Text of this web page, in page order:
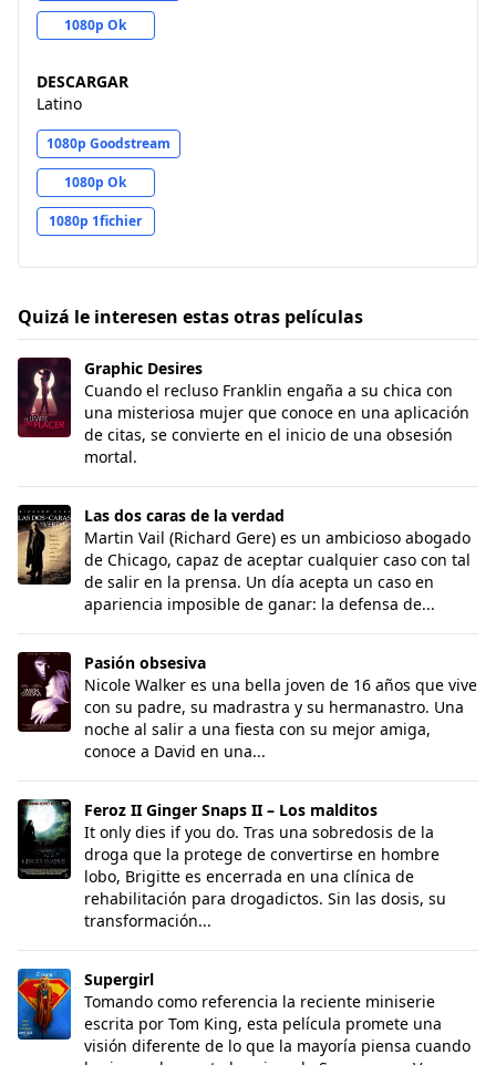
1080p Ok
DESCARGAR
Latino
1080p Goodstream
1080p Ok
1080p 1fichier
Quizá le interesen estas otras películas
Graphic Desires
Graphic Desires
Cuando el recluso Franklin engaña a su chica con
una misteriosa mujer que conoce en una aplicación
de citas, se convierte en el inicio de una obsesión
mortal.
Las dos caras de la verdad
Las dos caras de la verdad
Martin Vail (Richard Gere) es un ambicioso abogado
de Chicago, capaz de aceptar cualquier caso con tal
de salir en la prensa. Un día acepta un caso en
apariencia imposible de ganar: la defensa de...
Pasión obsesiva
Pasión obsesiva
Nicole Walker es una bella joven de 16 años que vive
con su padre, su madrastra y su hermanastro. Una
noche al salir a una fiesta con su mejor amiga,
conoce a David en una...
Feroz II Ginger Snaps II – Los malditos
Feroz II Ginger Snaps II – Los malditos
It only dies if you do. Tras una sobredosis de la
droga que la protege de convertirse en hombre
lobo, Brigitte es encerrada en una clínica de
rehabilitación para drogadictos. Sin las dosis, su
transformación...
Supergirl
Supergirl
Tomando como referencia la reciente miniserie
escrita por Tom King, esta película promete una
visión diferente de lo que la mayoría piensa cuando